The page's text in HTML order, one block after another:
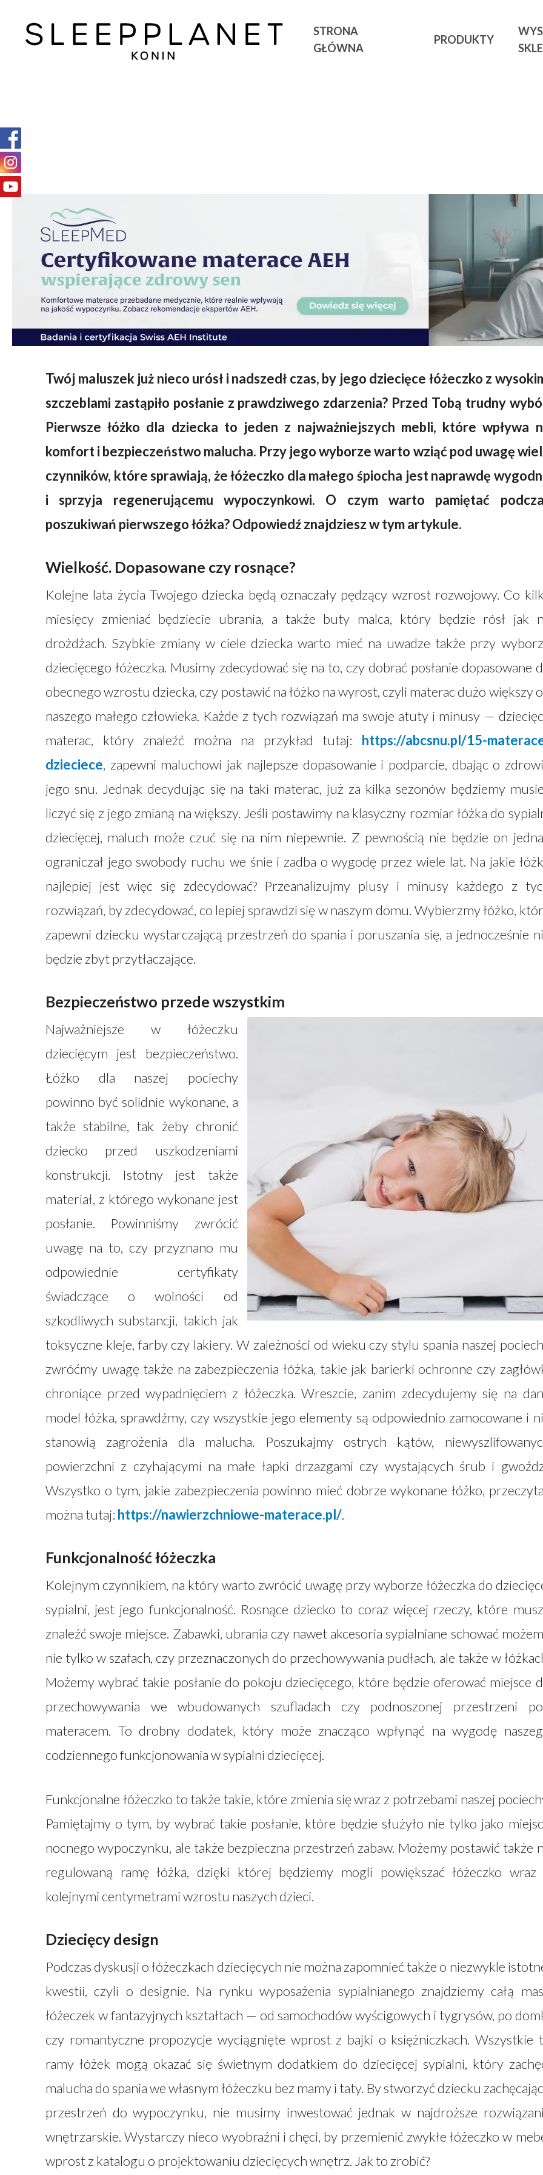
STRONA
GŁÓWNA
PRODUKTY
Twój maluszek już nieco urósł i nadszedł czas, by jego dziecięce łóżeczko z
szczeblami zastąpiło posłanie z prawdziwego zdarzenia? Przed Tobą trudny
Pierwsze łóżko dla dziecka to jeden z najważniejszych mebli, które wpływa
komfort i bezpieczeństwo malucha. Przy jego wyborze warto wziąć pod uwagę
czynników, które sprawiają, że łóżeczko dla małego śpiocha jest naprawdę
i sprzyja regenerującemu wypoczynkowi. O czym warto pamiętać
poszukiwań pierwszego łóżka? Odpowiedź znajdziesz w tym artykule.
Wielkość. Dopasowane czy rosnące?
Kolejne lata życia Twojego dziecka będą oznaczały pędzący wzrost rozwojowy. Co
miesięcy zmieniać będziecie ubrania, a także buty malca, który będzie rósł jak
drożdżach. Szybkie zmiany w ciele dziecka warto mieć na uwadze także przy
dziecięcego łóżeczka. Musimy zdecydować się na to, czy dobrać posłanie dopasowane
obecnego wzrostu dziecka, czy postawić na łóżko na wyrost, czyli materac dużo większy
naszego małego człowieka. Każde z tych rozwiązań ma swoje atuty i minusy —
materac, który znaleźć można na przykład tutaj: https://abcsnu.pl/15-
dzieciece, zapewni maluchowi jak najlepsze dopasowanie i podparcie, dbając o
jego snu. Jednak decydując się na taki materac, już za kilka sezonów będziemy
liczyć się z jego zmianą na większy. Jeśli postawimy na klasyczny rozmiar łóżka do
dziecięcej, maluch może czuć się na nim niepewnie. Z pewnością nie będzie on
ograniczał jego swobody ruchu we śnie i zadba o wygodę przez wiele lat. Na jakie
najlepiej jest więc się zdecydować? Przeanalizujmy plusy i minusy każdego z
rozwiązań, by zdecydować, co lepiej sprawdzi się w naszym domu. Wybierzmy łóżko,
zapewni dziecku wystarczającą przestrzeń do spania i poruszania się, a jednocześnie
będzie zbyt przytłaczające.
Bezpieczeństwo przede wszystkim
Najważniejsze w łóżeczku
dziecięcym jest bezpieczeństwo.
Łóżko dla naszej pociechy
powinno być solidnie wykonane, a
także stabilne, tak żeby chronić
dziecko przed uszkodzeniami
konstrukcji. Istotny jest także
materiał, z którego wykonane jest
posłanie. Powinniśmy zwrócić
uwagę na to, czy przyznano mu
odpowiednie certyfikaty
świadczące o wolności od
szkodliwych substancji, takich jak
toksyczne kleje, farby czy lakiery. W zależności od wieku czy stylu spania naszej
zwróćmy uwagę także na zabezpieczenia łóżka, takie jak barierki ochronne czy
chroniące przed wypadnięciem z łóżeczka. Wreszcie, zanim zdecydujemy się na
model łóżka, sprawdźmy, czy wszystkie jego elementy są odpowiednio zamocowane i
stanowią zagrożenia dla malucha. Poszukajmy ostrych kątów,
powierzchni z czyhającymi na małe łapki drzazgami czy wystających śrub i
Wszystko o tym, jakie zabezpieczenia powinno mieć dobrze wykonane łóżko,
można tutaj: https://nawierzchniowe-materace.pl/.
Funkcjonalność łóżeczka
Kolejnym czynnikiem, na który warto zwrócić uwagę przy wyborze łóżeczka do
sypialni, jest jego funkcjonalność. Rosnące dziecko to coraz więcej rzeczy, które
znaleźć swoje miejsce. Zabawki, ubrania czy nawet akcesoria sypialniane schować
nie tylko w szafach, czy przeznaczonych do przechowywania pudłach, ale także w
Możemy wybrać takie posłanie do pokoju dziecięcego, które będzie oferować miejsce
przechowywania we wbudowanych szufladach czy podnoszonej przestrzeni
materacem. To drobny dodatek, który może znacząco wpłynąć na wygodę
codziennego funkcjonowania w sypialni dziecięcej.
Funkcjonalne łóżeczko to także takie, które zmienia się wraz z potrzebami naszej
Pamiętajmy o tym, by wybrać takie posłanie, które będzie służyło nie tylko jako
nocnego wypoczynku, ale także bezpieczna przestrzeń zabaw. Możemy postawić także
regulowaną ramę łóżka, dzięki której będziemy mogli powiększać łóżeczko wraz
kolejnymi centymetrami wzrostu naszych dzieci.
Dziecięcy design
Podczas dyskusji o łóżeczkach dziecięcych nie można zapomnieć także o niezwykle
kwestii, czyli o designie. Na rynku wyposażenia sypialnianego znajdziemy całą
łóżeczek w fantazyjnych kształtach — od samochodów wyścigowych i tygrysów, po
czy romantyczne propozycje wyciągnięte wprost z bajki o księżniczkach. Wszystkie
ramy łóżek mogą okazać się świetnym dodatkiem do dziecięcej sypialni, który
malucha do spania we własnym łóżeczku bez mamy i taty. By stworzyć dziecku
przestrzeń do wypoczynku, nie musimy inwestować jednak w najdroższe
wnętrzarskie. Wystarczy nieco wyobraźni i chęci, by przemienić zwykłe łóżeczko w
wprost z katalogu o projektowaniu dziecięcych wnętrz. Jak to zrobić?